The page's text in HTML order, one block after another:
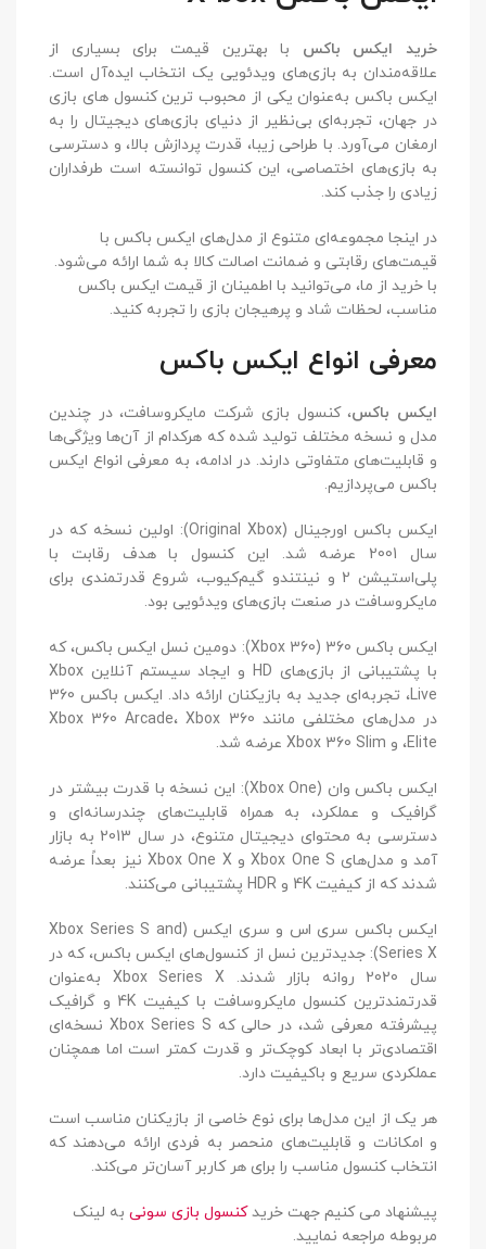
خرید ایکس باکس با بهترین قیمت برای بسیاری از
علاقه‌مندان به بازی‌های ویدئویی یک انتخاب ایده‌آل است.
ایکس باکس به‌عنوان یکی از محبوب‌ ترین کنسول‌ های بازی
در جهان، تجربه‌ای بی‌نظیر از دنیای بازی‌های دیجیتال را به
ارمغان می‌آورد. با طراحی زیبا، قدرت پردازش بالا، و دسترسی
به بازی‌های اختصاصی، این کنسول توانسته است طرفداران
زیادی را جذب کند.
در اینجا مجموعه‌ای متنوع از مدل‌های ایکس باکس با
قیمت‌های رقابتی و ضمانت اصالت کالا به شما ارائه می‌شود.
با خرید از ما، می‌توانید با اطمینان از قیمت ایکس باکس
مناسب، لحظات شاد و پرهیجان بازی را تجربه کنید.
معرفی انواع ایکس باکس
ایکس باکس، کنسول بازی شرکت مایکروسافت، در چندین
مدل و نسخه مختلف تولید شده که هرکدام از آن‌ها ویژگی‌ها
و قابلیت‌های متفاوتی دارند. در ادامه، به معرفی انواع ایکس
باکس می‌پردازیم.
ایکس باکس اورجینال (Original Xbox): اولین نسخه که در
سال 2001 عرضه شد. این کنسول با هدف رقابت با
پلی‌استیشن 2 و نینتندو گیم‌کیوب، شروع قدرتمندی برای
مایکروسافت در صنعت بازی‌های ویدئویی بود.
ایکس باکس 360 (Xbox 360): دومین نسل ایکس باکس، که
با پشتیبانی از بازی‌های HD و ایجاد سیستم آنلاین Xbox
Live، تجربه‌ای جدید به بازیکنان ارائه داد. ایکس باکس 360
در مدل‌های مختلفی مانند Xbox 360 Arcade، Xbox 360
Elite، و Xbox 360 Slim عرضه شد.
ایکس باکس وان (Xbox One): این نسخه با قدرت بیشتر در
گرافیک و عملکرد، به همراه قابلیت‌های چندرسانه‌ای و
دسترسی به محتوای دیجیتال متنوع، در سال 2013 به بازار
آمد و مدل‌های Xbox One S و Xbox One X نیز بعداً عرضه
شدند که از کیفیت 4K و HDR پشتیبانی می‌کنند.
ایکس باکس سری اس و سری ایکس (Xbox Series S and
Series X): جدیدترین نسل از کنسول‌های ایکس باکس، که در
سال 2020 روانه بازار شدند. Xbox Series X به‌عنوان
قدرتمندترین کنسول مایکروسافت با کیفیت 4K و گرافیک
پیشرفته معرفی شد، در حالی که Xbox Series S نسخه‌ای
اقتصادی‌تر با ابعاد کوچک‌تر و قدرت کمتر است اما همچنان
عملکردی سریع و باکیفیت دارد.
هر یک از این مدل‌ها برای نوع خاصی از بازیکنان مناسب است
و امکانات و قابلیت‌های منحصر به فردی ارائه می‌دهند که
انتخاب کنسول مناسب را برای هر کاربر آسان‌تر می‌کند.
پیشنهاد می کنیم جهت خریدکنسول بازی سونی به لینک
مربوطه مراجعه نمایید.